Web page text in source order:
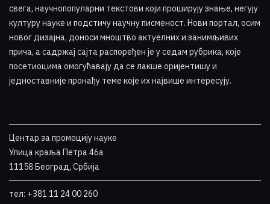
свега, научнопопуларни текстови који проширују знање, негују
културу науке и подстичу научну писменост. Нови портал, осим
новог дизајна, доноси мноштво актуелних и занимљивих
прича, а садржај сајта распоређен је у седам рубрика, које
посетиоцима омогућавају да се лакше оријентишу и
једноставније пронађу теме које их највише интересују.
Центар за промоцију науке
Улица краља Петра 46a
11158 Београд, Србија
тел: +381 11 24 00 260